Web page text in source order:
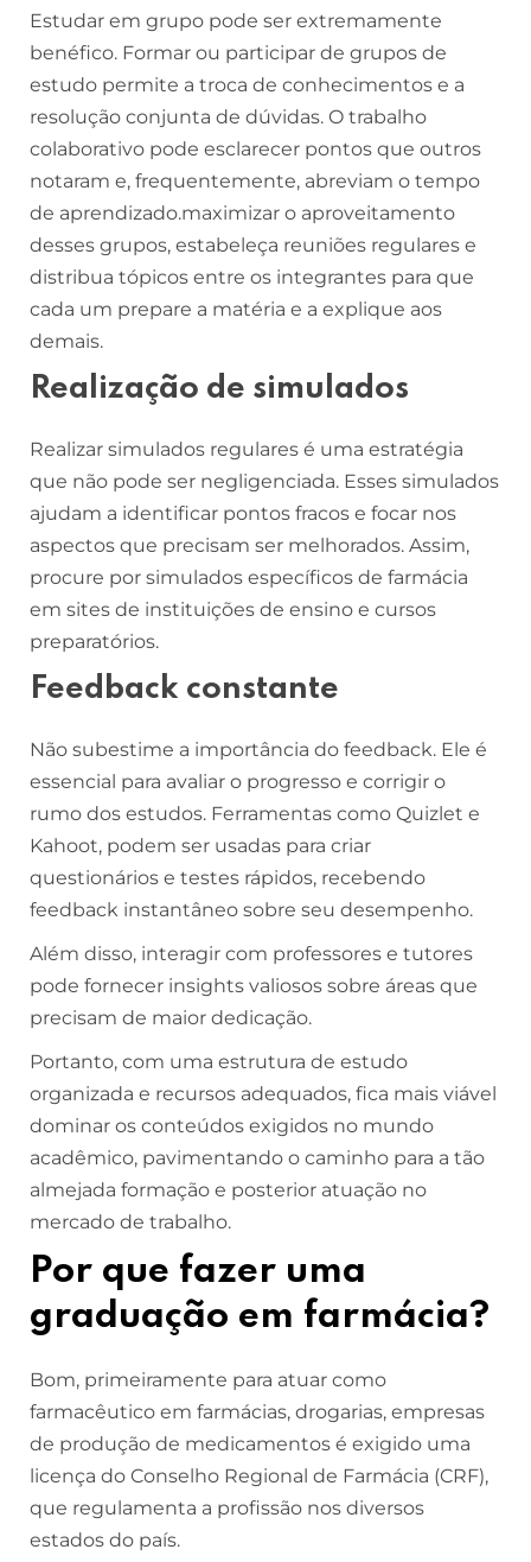
Estudar em grupo pode ser extremamente
benéfico. Formar ou participar de grupos de
estudo permite a troca de conhecimentos e a
resolução conjunta de dúvidas. O trabalho
colaborativo pode esclarecer pontos que outros
notaram e, frequentemente, abreviam o tempo
de aprendizado.maximizar o aproveitamento
desses grupos, estabeleça reuniões regulares e
distribua tópicos entre os integrantes para que
cada um prepare a matéria e a explique aos
demais.
Realização de simulados
Realizar simulados regulares é uma estratégia
que não pode ser negligenciada. Esses simulados
ajudam a identificar pontos fracos e focar nos
aspectos que precisam ser melhorados. Assim,
procure por simulados específicos de farmácia
em sites de instituições de ensino e cursos
preparatórios.
Feedback constante
Não subestime a importância do feedback. Ele é
essencial para avaliar o progresso e corrigir o
rumo dos estudos. Ferramentas como Quizlet e
Kahoot, podem ser usadas para criar
questionários e testes rápidos, recebendo
feedback instantâneo sobre seu desempenho.
Além disso, interagir com professores e tutores
pode fornecer insights valiosos sobre áreas que
precisam de maior dedicação.
Portanto, com uma estrutura de estudo
organizada e recursos adequados, fica mais viável
dominar os conteúdos exigidos no mundo
acadêmico, pavimentando o caminho para a tão
almejada formação e posterior atuação no
mercado de trabalho.
Por que fazer uma
graduação em farmácia?
Bom, primeiramente para atuar como
farmacêutico em farmácias, drogarias, empresas
de produção de medicamentos é exigido uma
licença do Conselho Regional de Farmácia (CRF),
que regulamenta a profissão nos diversos
estados do país.